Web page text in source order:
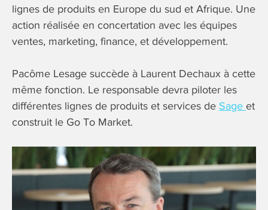
lignes de produits en Europe du sud et Afrique. Une
action réalisée en concertation avec les équipes
ventes, marketing, finance, et développement.
Pacôme Lesage succède à Laurent Dechaux à cette
même fonction. Le responsable devra piloter les
différentes lignes de produits et services de Sage et
construit le Go To Market.